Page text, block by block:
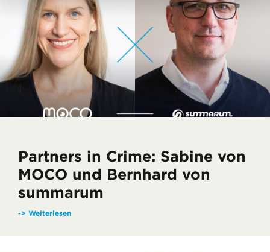
Partners in Crime: Sabine von
MOCO und Bernhard von
summarum
-> Weiterlesen